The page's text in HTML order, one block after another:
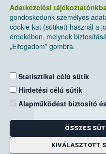
Adatkezelési
gondoskodunk személyes
cookie-kat (sütiket) használ a
érdekében, melynek
„Elfogadom” gombra.
Statisztikai célú sütik
Hirdetési célú sütik
Alapműködést biztosító
ÖSSZES
KIVÁLASZTOTT
Nemzeti
Levelezési cím:
E-mail:
Zöld szám:
Telefon: